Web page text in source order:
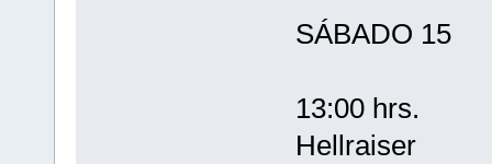
SÁBADO 15
13:00 hrs.
Hellraiser